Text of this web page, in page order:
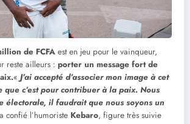
de FCFA est en jeu pour le vainqueur,
reste ailleurs : porter un message fort de
« J’ai accepté d’associer mon image à cet
que c’est pour contribuer à la paix. Nous
électorale, il faudrait que nous soyons un
confié l’humoriste Kebaro, figure très suivie